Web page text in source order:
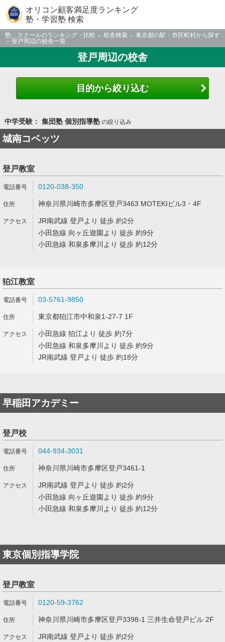
オリコン顧客満足度ランキング
塾・学習塾 検索
塾、スクールのランキング・比較 校舎検索
東京都の駅・市区町村から探す
登戸周辺の校舎一覧
登戸周辺の校舎
目的から絞り込む
中学受験： 集団塾 個別指導塾の絞り込み
城南コベッツ
登戸教室
0120-038-350
神奈川県川崎市多摩区登戸3463 MOTEKIビル3・4F
JR南武線 登戸より 徒歩 約2分
小田急線 向ヶ丘遊園より 徒歩 約9分
小田急線 和泉多摩川より 徒歩 約12分
狛江教室
03-5761-9850
東京都狛江市中和泉1-27-7 1F
小田急線 狛江より 徒歩 約7分
小田急線 和泉多摩川より 徒歩 約9分
JR南武線 登戸より 徒歩 約18分
早稲田アカデミー
登戸校
044-934-3031
神奈川県川崎市多摩区登戸3461-1
JR南武線 登戸より 徒歩 約2分
小田急線 向ヶ丘遊園より 徒歩 約9分
小田急線 和泉多摩川より 徒歩 約12分
東京個別指導学院
登戸教室
0120-59-3762
神奈川県川崎市多摩区登戸3398-1 三井生命登戸ビル 2F
JR南武線 登戸より 徒歩 約2分